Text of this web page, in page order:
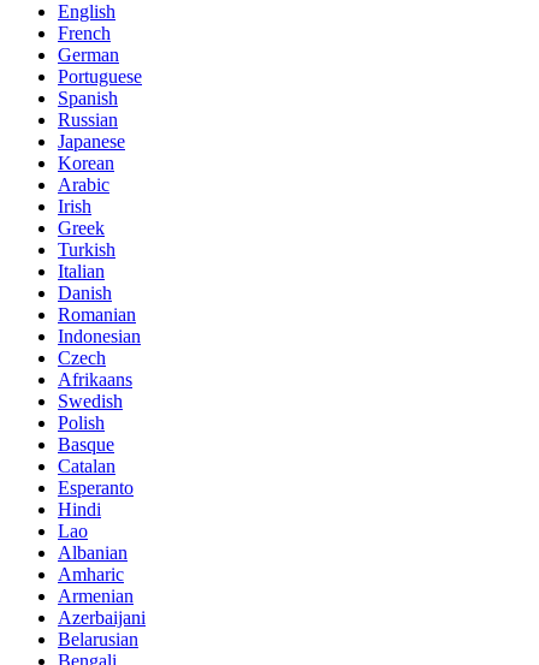
English
French
German
Portuguese
Spanish
Russian
Japanese
Korean
Arabic
Irish
Greek
Turkish
Italian
Danish
Romanian
Indonesian
Czech
Afrikaans
Swedish
Polish
Basque
Catalan
Esperanto
Hindi
Lao
Albanian
Amharic
Armenian
Azerbaijani
Belarusian
Bengali